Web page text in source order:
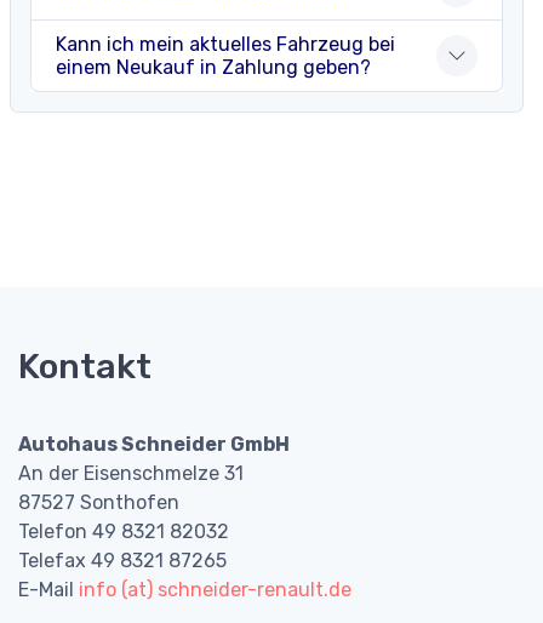
Kann ich mein aktuelles Fahrzeug bei
einem Neukauf in Zahlung geben?
Kontakt
Autohaus Schneider GmbH
An der Eisenschmelze 31
87527 Sonthofen
Telefon 49 8321 82032
Telefax 49 8321 87265
E-Mail info (at) schneider-renault.de